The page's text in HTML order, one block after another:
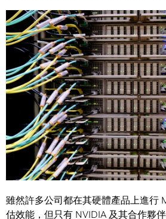
雖然許多公司都在其硬體產品上進行
估效能，但只有 NVIDIA 及其合作夥